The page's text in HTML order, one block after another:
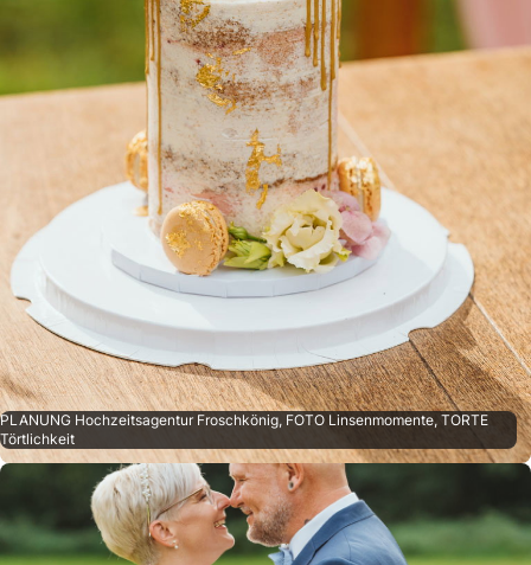
PLANUNG Hochzeitsagentur Froschkönig, FOTO Linsenmomente, TORTE
Törtlichkeit